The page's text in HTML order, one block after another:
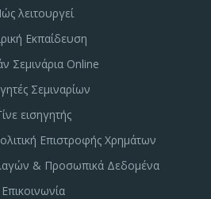
λειτουργεί
Εκπαίδευση
Σεμινάρια Online
Σεμιναρίων
εισηγητής
Επιστροφής Χρημάτων
& Προσωπικά Δεδομένα
Επικοινωνία